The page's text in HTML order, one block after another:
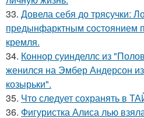
33. Довела себя до трясучки:
предынфарктным состоянием
кремля.
34. Коннор суинделлс из
женился на Эмбер Андерсон
козырьки".
35. Что следует сохранять в
36. Фигуристка Алиса лью